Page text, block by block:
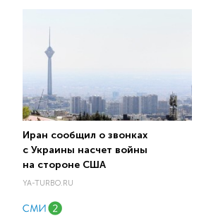
Иран сообщил о звонках
с Украины насчет войны
на стороне США
YA-TURBO.RU